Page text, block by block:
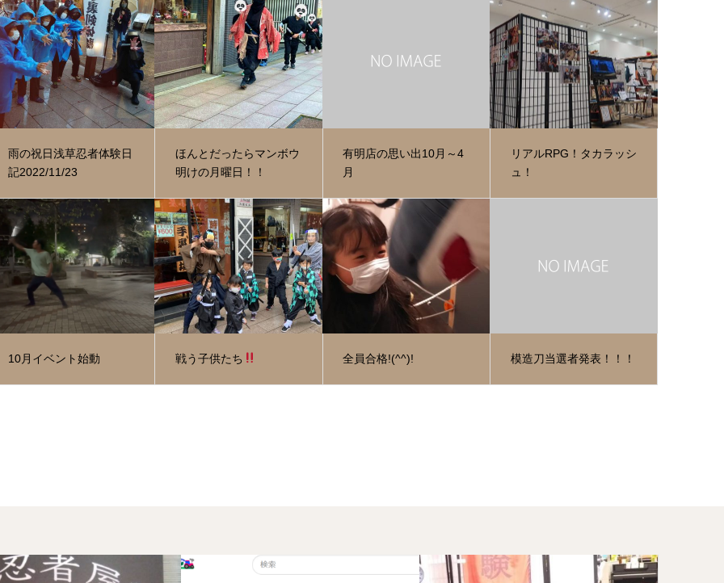
雨の祝日浅草忍者体験日
記2022/11/23
ほんとだったらマンボウ
明けの月曜日！！
有明店の思い出10月～4
月
リアルRPG！タカラッシ
ュ！
10月イベント始動 戦う子供たち 全員合格!(^^)! 模造刀当選者発表！！！